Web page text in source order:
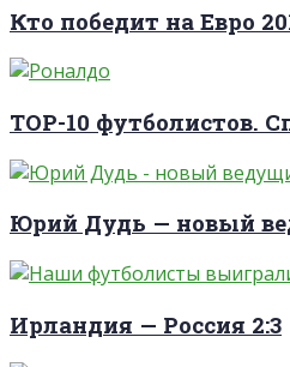
Кто победит на Евро
TOP-10 футболистов.
Юрий Дудь — новый
Ирландия — Россия 2:3